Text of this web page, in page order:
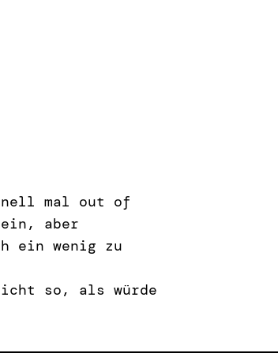
mal out of
aber
ein wenig zu
so, als würde